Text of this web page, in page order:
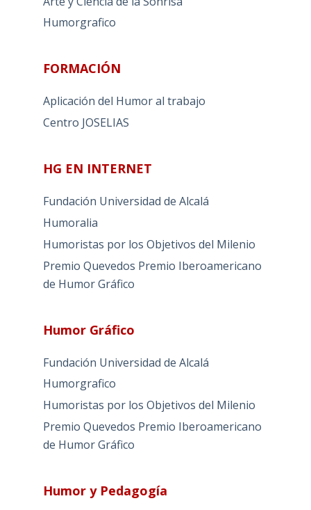
Humorgrafico
FORMACIÓN
Aplicación del Humor al trabajo
Centro JOSELIAS
HG EN INTERNET
Fundación Universidad de Alcalá
Humoralia
Humoristas por los Objetivos del Milenio
Premio Quevedos Premio Iberoamericano
de Humor Gráfico
Humor Gráfico
Fundación Universidad de Alcalá
Humorgrafico
Humoristas por los Objetivos del Milenio
Premio Quevedos Premio Iberoamericano
de Humor Gráfico
Humor y Pedagogía